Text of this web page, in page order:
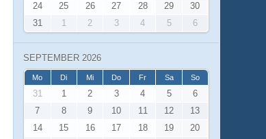
24
25 26 27 28 29
30
31
1 2 3 4 5 6
SEPTEMBER 2026
Mo Di Mi Do Fr Sa So
31 1 2 3 4 5
6
7
8 9 10 11 12
13
14
15 16 17 18 19
20